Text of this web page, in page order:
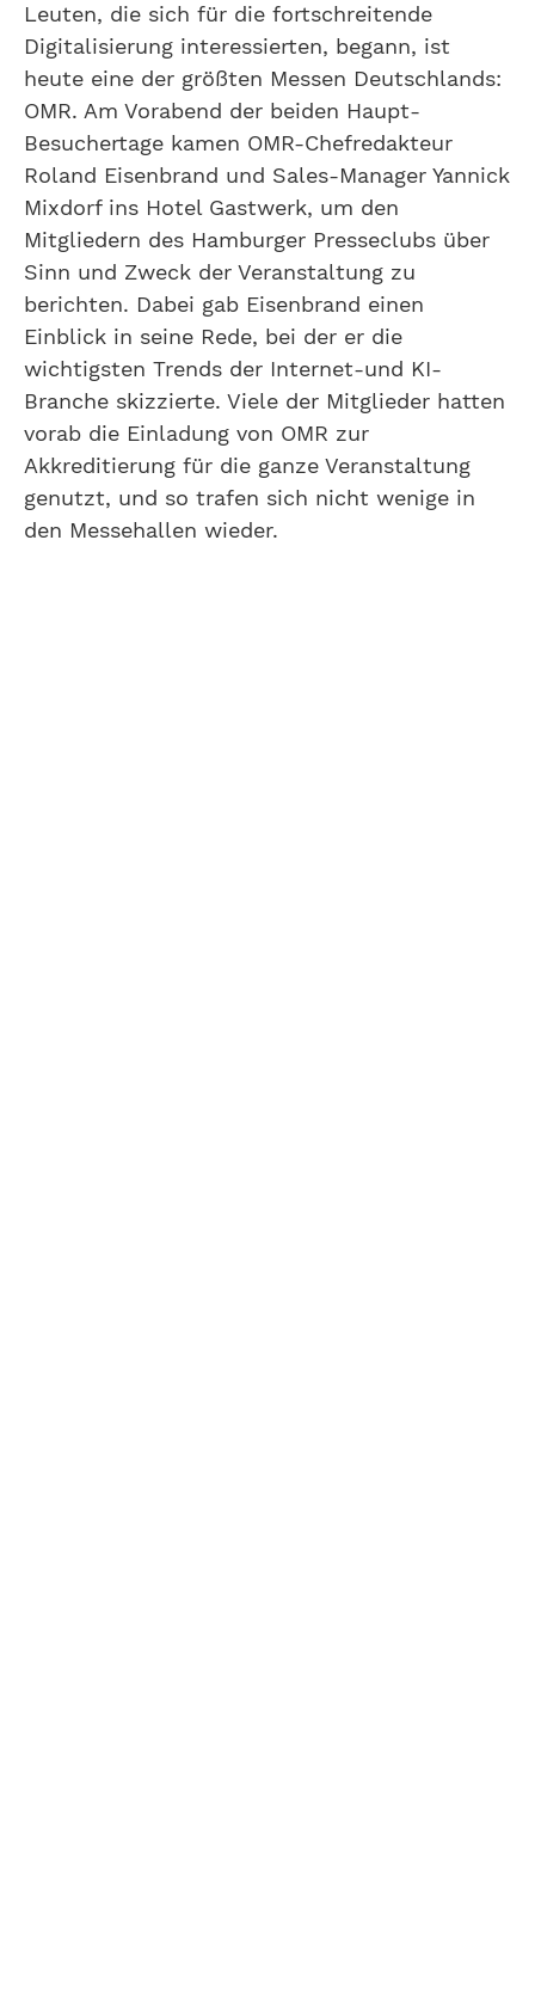
Leuten, die sich für die fortschreitende
Digitalisierung interessierten, begann, ist
heute eine der größten Messen Deutschlands:
OMR. Am Vorabend der beiden Haupt-
Besuchertage kamen OMR-Chefredakteur
Roland Eisenbrand und Sales-Manager Yannick
Mixdorf ins Hotel Gastwerk, um den
Mitgliedern des Hamburger Presseclubs über
Sinn und Zweck der Veranstaltung zu
berichten. Dabei gab Eisenbrand einen
Einblick in seine Rede, bei der er die
wichtigsten Trends der Internet-und KI-
Branche skizzierte. Viele der Mitglieder hatten
vorab die Einladung von OMR zur
Akkreditierung für die ganze Veranstaltung
genutzt, und so trafen sich nicht wenige in
den Messehallen wieder.